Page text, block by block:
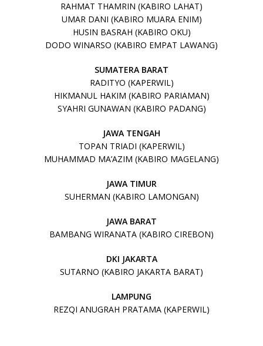
RAHMAT THAMRIN (KABIRO LAHAT)
UMAR DANI (KABIRO MUARA ENIM)
HUSIN BASRAH (KABIRO OKU)
DODO WINARSO (KABIRO EMPAT LAWANG)
SUMATERA BARAT
RADITYO (KAPERWIL)
HIKMANUL HAKIM (KABIRO PARIAMAN)
SYAHRI GUNAWAN (KABIRO PADANG)
JAWA TENGAH
TOPAN TRIADI (KAPERWIL)
MUHAMMAD MA’AZIM (KABIRO MAGELANG)
JAWA TIMUR
SUHERMAN (KABIRO LAMONGAN)
JAWA BARAT
BAMBANG WIRANATA (KABIRO CIREBON)
DKI JAKARTA
SUTARNO (KABIRO JAKARTA BARAT)
LAMPUNG
REZQI ANUGRAH PRATAMA (KAPERWIL)